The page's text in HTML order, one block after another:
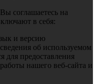
соглашаетесь на
в себя:
и версию
об используемом
для предоставления
нашего веб-сайта и